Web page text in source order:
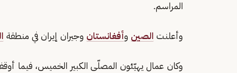
المراسم.
وأعلنت الصين وأفغانستان وجيران إيران في منطقة
وكان عمال يهيّئون المصلّى الكبير الخميس، فيما